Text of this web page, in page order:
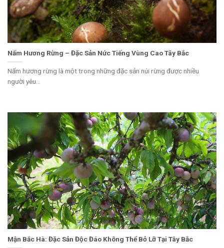
Nấm Hương Rừng – Đặc Sản Nức Tiếng Vùng Cao Tây Bắc
Nấm hương rừng là một trong những đặc sản núi rừng được nhiều
người yêu...
Mận Bắc Hà: Đặc Sản Độc Đáo Không Thể Bỏ Lỡ Tại Tây Bắc